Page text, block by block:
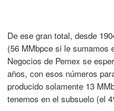
De ese gran total, desde
(56 MMbpce si le sumamos
Negocios de Pemex se
años, con esos números
producido solamente 13
tenemos en el subsuelo (el